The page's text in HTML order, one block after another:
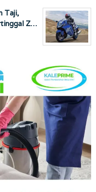
Taji,
Z…